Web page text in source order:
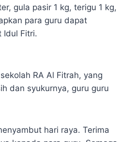
gula pasir 1 kg, terigu 1 kg,
para guru dapat
Idul Fitri.
RA Al Fitrah, yang
dan syukurnya, guru guru
hari raya. Terima